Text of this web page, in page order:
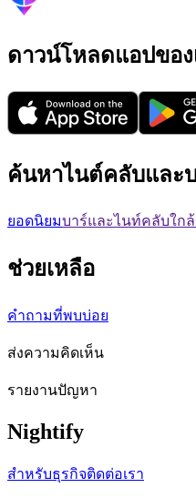
ดาวน์โหลดแอปของ
ค้นหาไนต์คลับและ
ยอดนิยมบาร์และไนท์คลับใก
ช่วยเหลือ
คำถามที่พบบ่อย
ส่งความคิดเห็น
รายงานปัญหา
Nightify
สำหรับธุรกิจติดต่อเรา